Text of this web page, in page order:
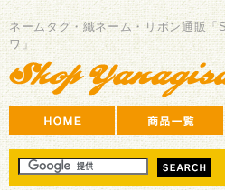
ネームタグ・織ネーム・リボン通販「
ワ」
SHOP
ヤ
ナ
ギ
サ
ワ